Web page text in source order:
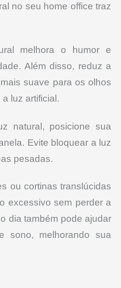
no seu home office traz
melhora o humor e
Além disso, reduz a
suave para os olhos
luz artificial.
natural, posicione sua
Evite bloquear a luz
pesadas.
ou cortinas translúcidas
excessivo sem perder a
dia também pode ajudar
sono, melhorando sua